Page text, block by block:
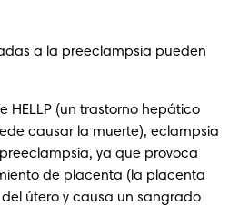
a la preeclampsia pueden
HELLP (un trastorno hepático
causar la muerte), eclampsia
ya que provoca
de placenta (la placenta
útero y causa un sangrado